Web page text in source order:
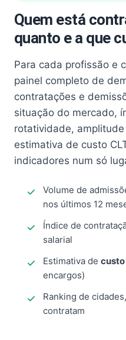
Quem está
quanto e a que
Para cada profissão e
painel completo de
contratações e
situação do mercado,
rotatividade,
estimativa de custo
indicadores num só
Volume de
nos últimos 12
Índice de
salarial
Estimativa de custo
encargos)
Ranking de
contratam